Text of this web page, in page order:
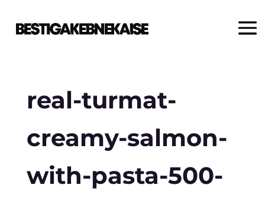
real-turmat-
creamy-salmon-
with-pasta-500-